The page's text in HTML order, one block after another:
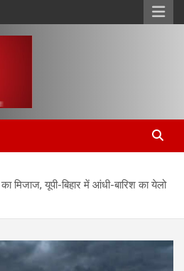
मिजाज, यूपी-बिहार में आंधी-बारिश का येलो